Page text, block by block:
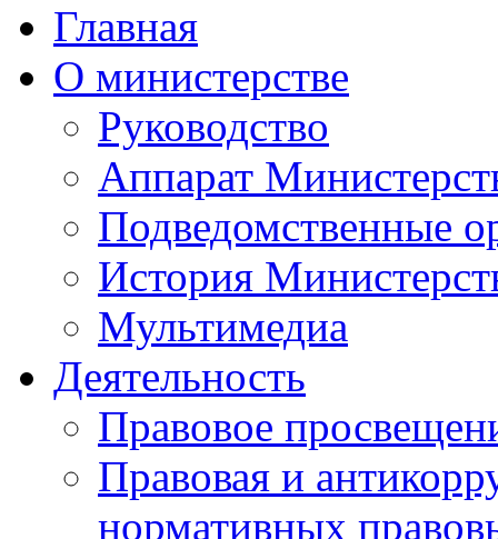
Главная
О министерстве
Руководство
Аппарат
Подведомственные
История
Мультимедиа
Деятельность
Правовое
Правовая и
нормативных